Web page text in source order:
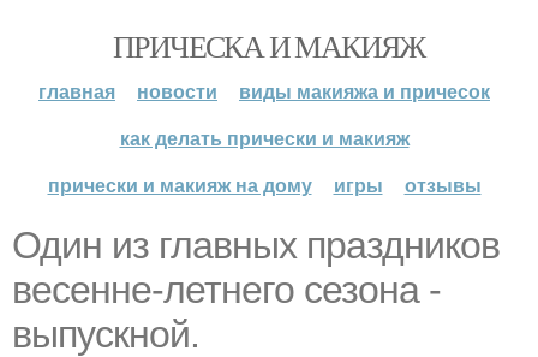
ПРИЧЕСКА И МАКИЯЖ
главная новости
виды макияжа и причесок
как делать прически и макияж
прически и макияж на дому
игры отзывы
Один из главных праздников
весенне-летнего сезона -
выпускной.